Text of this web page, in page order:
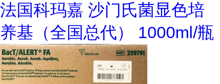
法国科玛嘉 沙门氏菌显色培
养基（全国总代） 1000ml/瓶